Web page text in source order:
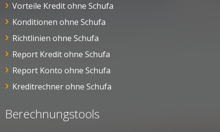
Vorteile Kredit ohne Schufa
Konditionen ohne Schufa
Richtlinien ohne Schufa
Report Kredit ohne Schufa
Report Konto ohne Schufa
Kreditrechner ohne Schufa
Berechnungstools